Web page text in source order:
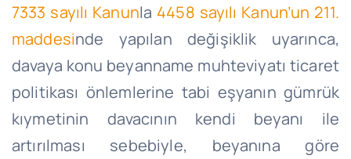
7333 sayılı Kanunla 4458 sayılı Kanun’un 211.
maddesinde yapılan değişiklik uyarınca,
davaya konu beyanname muhteviyatı ticaret
politikası önlemlerine tabi eşyanın gümrük
kıymetinin davacının kendi beyanı ile
artırılması sebebiyle, beyanına göre